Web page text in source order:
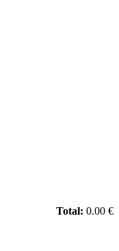
Total: 0.00 €